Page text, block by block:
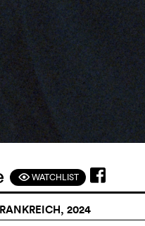
FWATCHLIST
2024